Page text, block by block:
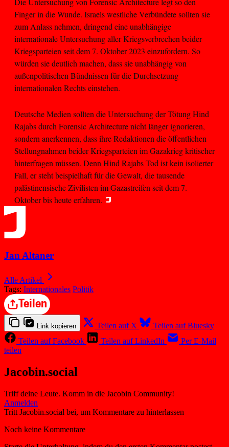
Finger in die Wunde. Israels westliche Verbündete sollten sie
zum Anlass nehmen, dringend eine unabhängige
internationale Untersuchung aller Kriegsverbrechen beider
Kriegsparteien seit dem 7. Oktober 2023 einzufordern. So
würden sie deutlich machen, dass sie unabhängig von
außenpolitischen Bündnissen für die Durchsetzung
internationalen Rechts einstehen.
Deutsche Medien sollten die Untersuchung der Tötung Hind
Rajabs durch Forensic Architecture nicht länger ignorieren,
sondern anerkennen, dass ihre Redaktionen die öffentlichen
Stellungnahmen beider Kriegsparteien im Gazakrieg kritischer
hinterfragen müssen. Denn Hind Rajabs Tod ist kein isolierter
Fall, er steht beispielhaft für die Gewalt, die tausende
palästinensische Zivilisten im Gazastreifen seit dem 7.
Oktober bis heute erfahren.
Jan Altaner
Alle Artikel
Tags: Internationales Politik
Teilen
Link kopieren Teilen auf X
Teilen auf Bluesky
Teilen auf Facebook
Teilen auf LinkedIn
Per E-Mail
teilen
Jacobin.social
Triff deine Leute. Komm in die Jacobin Community!